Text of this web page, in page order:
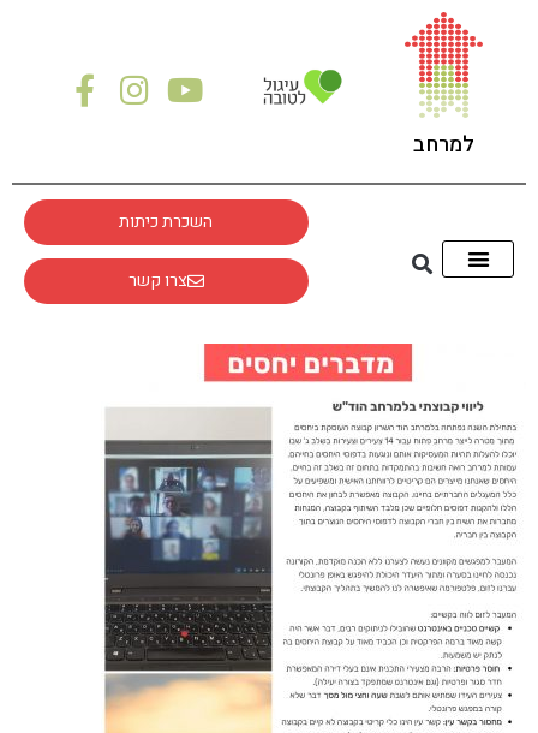
למרחב
השכרת כיתות
צרו קשר